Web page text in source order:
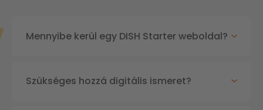
Mennyibe kerül egy DISH Starter weboldal?
Szükséges hozzá digitális ismeret?